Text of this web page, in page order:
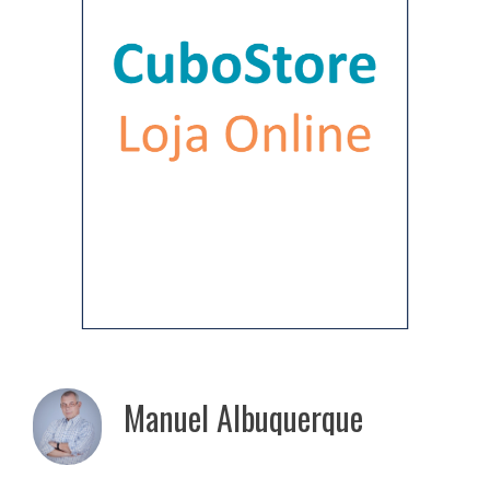
Manuel Albuquerque